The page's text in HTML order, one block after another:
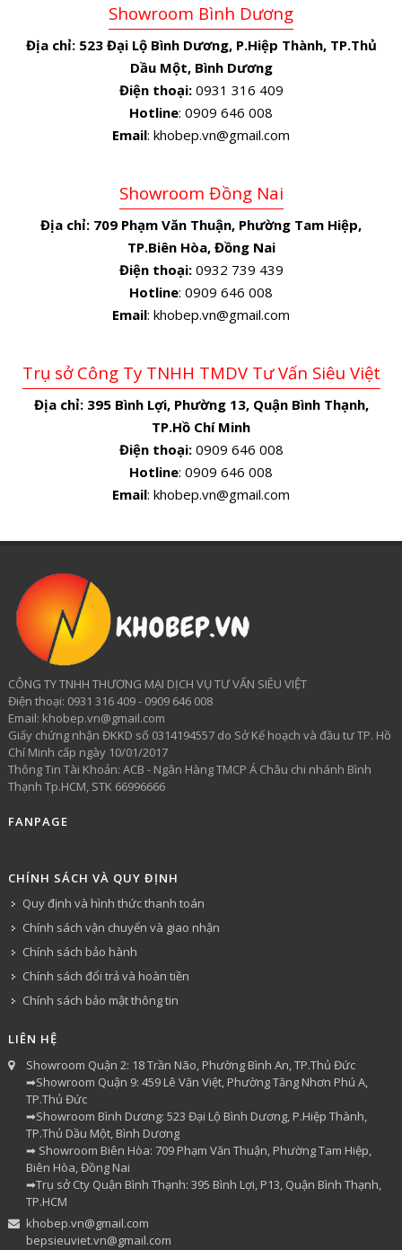
Showroom Bình Dương
Địa chỉ: 523 Đại Lộ Bình Dương, P.Hiệp Thành, TP.Thủ
Dầu Một, Bình Dương
Điện thoại:0931 316 409
Hotline: 0909 646 008
Email: khobep.vn@gmail.com
Showroom Đồng Nai
Địa chỉ: 709 Phạm Văn Thuận, Phường Tam Hiệp,
TP.Biên Hòa, Đồng Nai
Điện thoại:0932 739 439
Hotline: 0909 646 008
Email: khobep.vn@gmail.com
Trụ sở Công Ty TNHH TMDV Tư Vấn Siêu Việt
Địa chỉ: 395 Bình Lợi, Phường 13, Quận Bình Thạnh,
TP.Hồ Chí Minh
Điện thoại:0909 646 008
Hotline: 0909 646 008
Email: khobep.vn@gmail.com
CÔNG TY TNHH THƯƠNG MẠI DỊCH VỤ TƯ VẤN SIÊU VIỆT
​Điện thoại: 0931 316 409 - 0909 646 008
Email: khobep.vn@gmail.com
Giấy chứng nhận ĐKKD số 0314194557 do Sở Kế hoạch và đầu tư TP. Hồ
Chí Minh cấp ngày 10/01/2017
Thông Tin Tài Khoản: ACB - Ngân Hàng TMCP Á Châu chi nhánh Bình
Thạnh Tp.HCM, STK 66996666
FANPAGE
CHÍNH SÁCH VÀ QUY ĐỊNH
Quy định và hình thức thanh toán
Chính sách vận chuyển và giao nhận
Chính sách bảo hành
Chính sách đổi trả và hoàn tiền
Chính sách bảo mật thông tin
LIÊN HỆ
Showroom Quận 2: 18 Trần Não, Phường Bình An, TP.Thủ Đức
➡Showroom Quận 9: 459 Lê Văn Việt, Phường Tăng Nhơn Phú A,
TP.Thủ Đức
➡Showroom Bình Dương: 523 Đại Lộ Bình Dương, P.Hiệp Thành,
TP.Thủ Dầu Một, Bình Dương
➡ Showroom Biên Hòa: 709 Phạm Văn Thuận, Phường Tam Hiệp,
Biên Hòa, Đồng Nai
➡Trụ sở Cty Quận Bình Thạnh: 395 Bình Lợi, P13, Quận Bình Thạnh,
TP.HCM
khobep.vn@gmail.com
bepsieuviet.vn@gmail.com